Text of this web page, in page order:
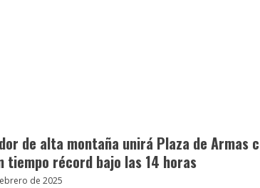
de alta montaña unirá Plaza de Armas
tiempo récord bajo las 14 horas
de 2025